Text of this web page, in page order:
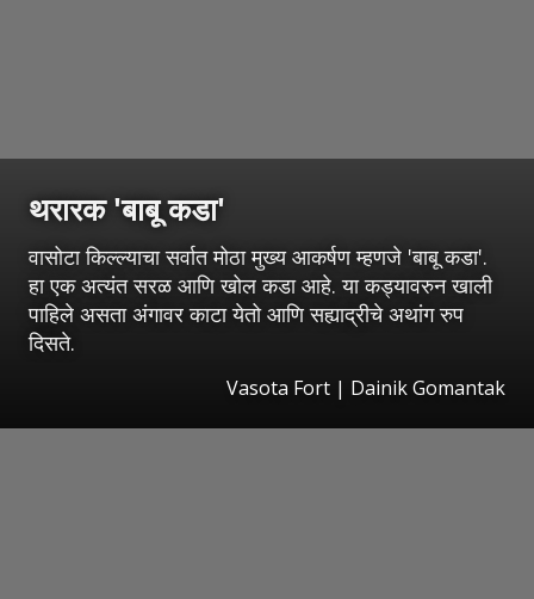
थरारक 'बाबू कडा'
वासोटा किल्ल्याचा सर्वात मोठा मुख्य आकर्षण म्हणजे 'बाबू कडा'.
हा एक अत्यंत सरळ आणि खोल कडा आहे. या कड्यावरुन खाली
पाहिले असता अंगावर काटा येतो आणि सह्याद्रीचे अथांग रुप
दिसते.
Vasota Fort | Dainik Gomantak